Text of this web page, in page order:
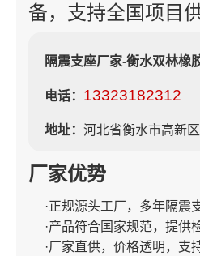
备，支持全国项目
隔震支座厂家-衡水双林橡
电话： 13323182312
地址： 河北省衡水市高新
厂家优势
·正规源头工厂，多年隔震
·产品符合国家规范，提供
·厂家直供，价格透明，支